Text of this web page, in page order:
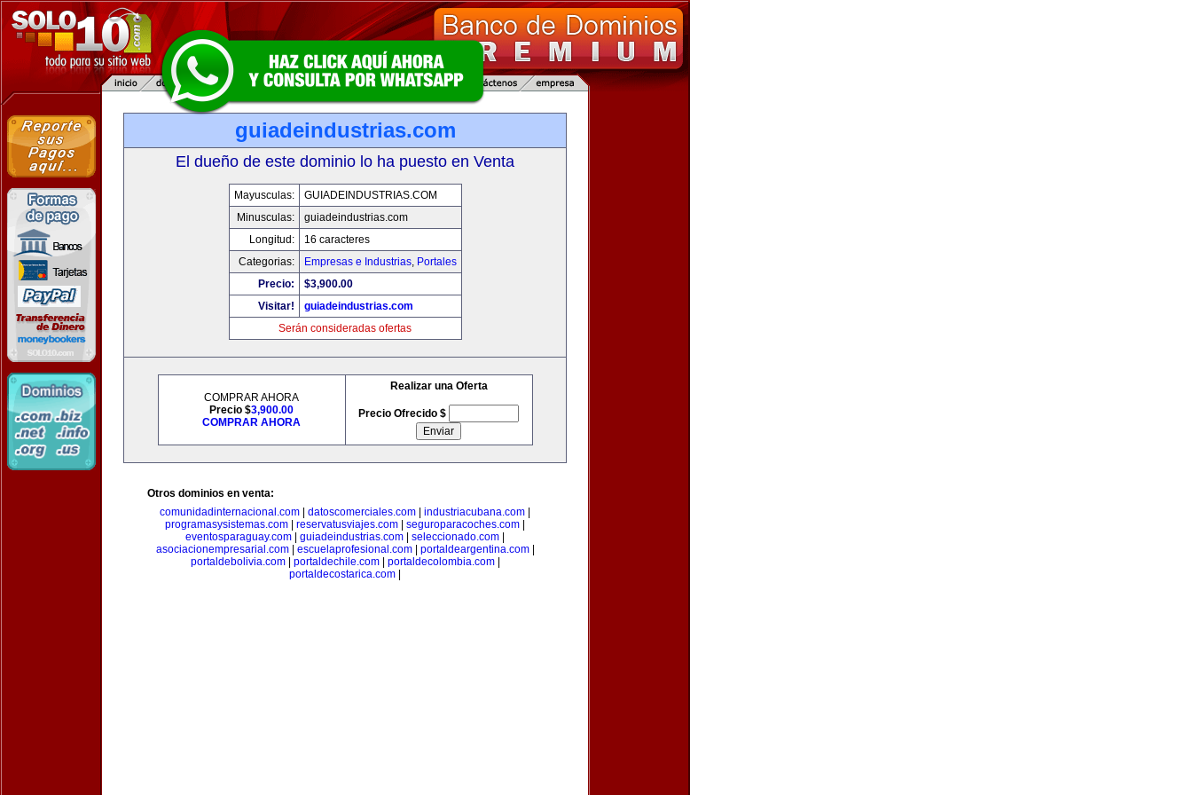
guiadeindustrias.com
El dueño de este dominio lo ha puesto en Venta
Mayusculas:
GUIADEINDUSTRIAS.COM
Minusculas:
guiadeindustrias.com
Longitud:
16 caracteres
Categorias:
Empresas e Industrias, Portales
Precio:
$3,900.00
Visitar!
guiadeindustrias.com
Serán consideradas ofertas
COMPRAR AHORA
Precio $3,900.00
COMPRAR AHORA
Realizar una Oferta
Precio Ofrecido $
Otros dominios en venta:
comunidadinternacional.com
datoscomerciales.com industriacubana.com
programasysistemas.com
reservatusviajes.com seguroparacoches.com
eventosparaguay.com
guiadeindustrias.com seleccionado.com
asociacionempresarial.com| escuelaprofesional.com| portaldeargentina.com|
portaldebolivia.com| portaldechile.com| portaldecolombia.com|
portaldecostarica.com